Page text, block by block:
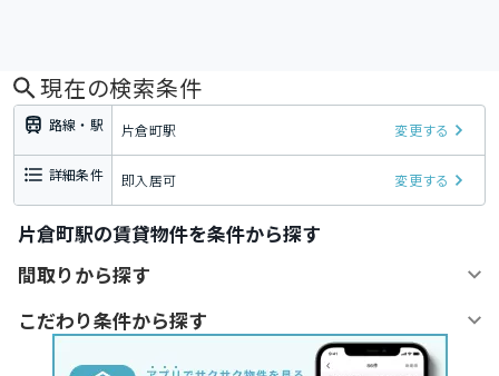
現在の検索条件
路線・駅 片倉町駅 変更する
詳細条件 即入居可 変更する
片倉町駅の賃貸物件を条件から探す
間取りから探す
こだわり条件から探す